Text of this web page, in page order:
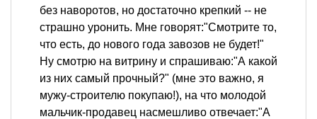
без наворотов, но достаточно крепкий -- не
страшно уронить. Мне говорят:"Смотрите то,
что есть, до нового года завозов не будет!"
Ну смотрю на витрину и спрашиваю:"А какой
из них самый прочный?" (мне это важно, я
мужу-строителю покупаю!), на что молодой
мальчик-продавец насмешливо отвечает:"А